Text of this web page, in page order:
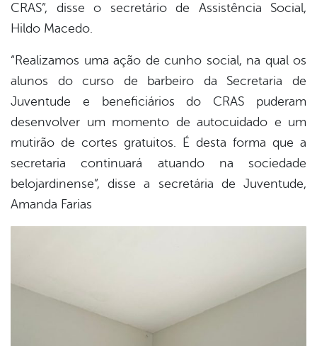
CRAS”, disse o secretário de Assistência Social,
Hildo Macedo.
“Realizamos uma ação de cunho social, na qual os
alunos do curso de barbeiro da Secretaria de
Juventude e beneficiários do CRAS puderam
desenvolver um momento de autocuidado e um
mutirão de cortes gratuitos. É desta forma que a
secretaria continuará atuando na sociedade
belojardinense”, disse a secretária de Juventude,
Amanda Farias